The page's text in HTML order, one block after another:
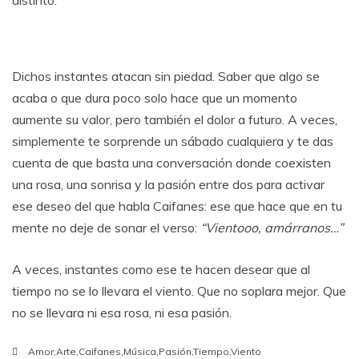
Dichos instantes atacan sin piedad. Saber que algo se
acaba o que dura poco solo hace que un momento
aumente su valor, pero también el dolor a futuro. A veces,
simplemente te sorprende un sábado cualquiera y te das
cuenta de que basta una conversación donde coexisten
una rosa, una sonrisa y la pasión entre dos para activar
ese deseo del que habla Caifanes: ese que hace que en tu
mente no deje de sonar el verso: “Vientooo, amárranos…”
A veces, instantes como ese te hacen desear que al
tiempo no se lo llevara el viento. Que no soplara mejor. Que
no se llevara ni esa rosa, ni esa pasión.
Amor, Arte Caifanes Música Pasión Tiempo Viento